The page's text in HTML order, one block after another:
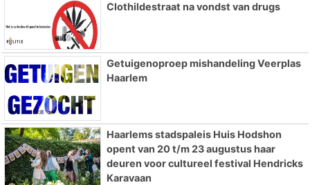
Clothildestraat na vondst van drugs
Getuigenoproep mishandeling Veerplas
Haarlem
Haarlems stadspaleis Huis Hodshon
opent van 20 t/m 23 augustus haar
deuren voor cultureel festival Hendricks
Karavaan